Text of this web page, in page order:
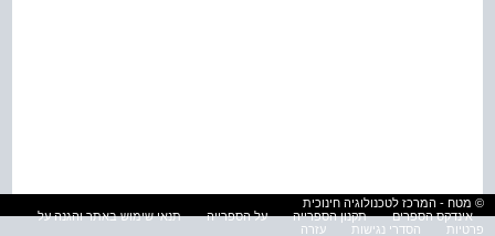
© מטח - המרכז לטכנולוגיה חינוכית
אינדקס הספרים
תקנון הספרייה על הספרייה
תנאי שימוש באתר והגנה על
פרטיות
הסדרי נגישות עזרה